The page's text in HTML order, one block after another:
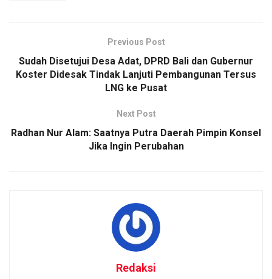
Previous Post
Sudah Disetujui Desa Adat, DPRD Bali dan Gubernur
Koster Didesak Tindak Lanjuti Pembangunan Tersus
LNG ke Pusat
Next Post
Radhan Nur Alam: Saatnya Putra Daerah Pimpin Konsel
Jika Ingin Perubahan
Redaksi